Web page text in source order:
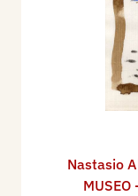
Nastasio